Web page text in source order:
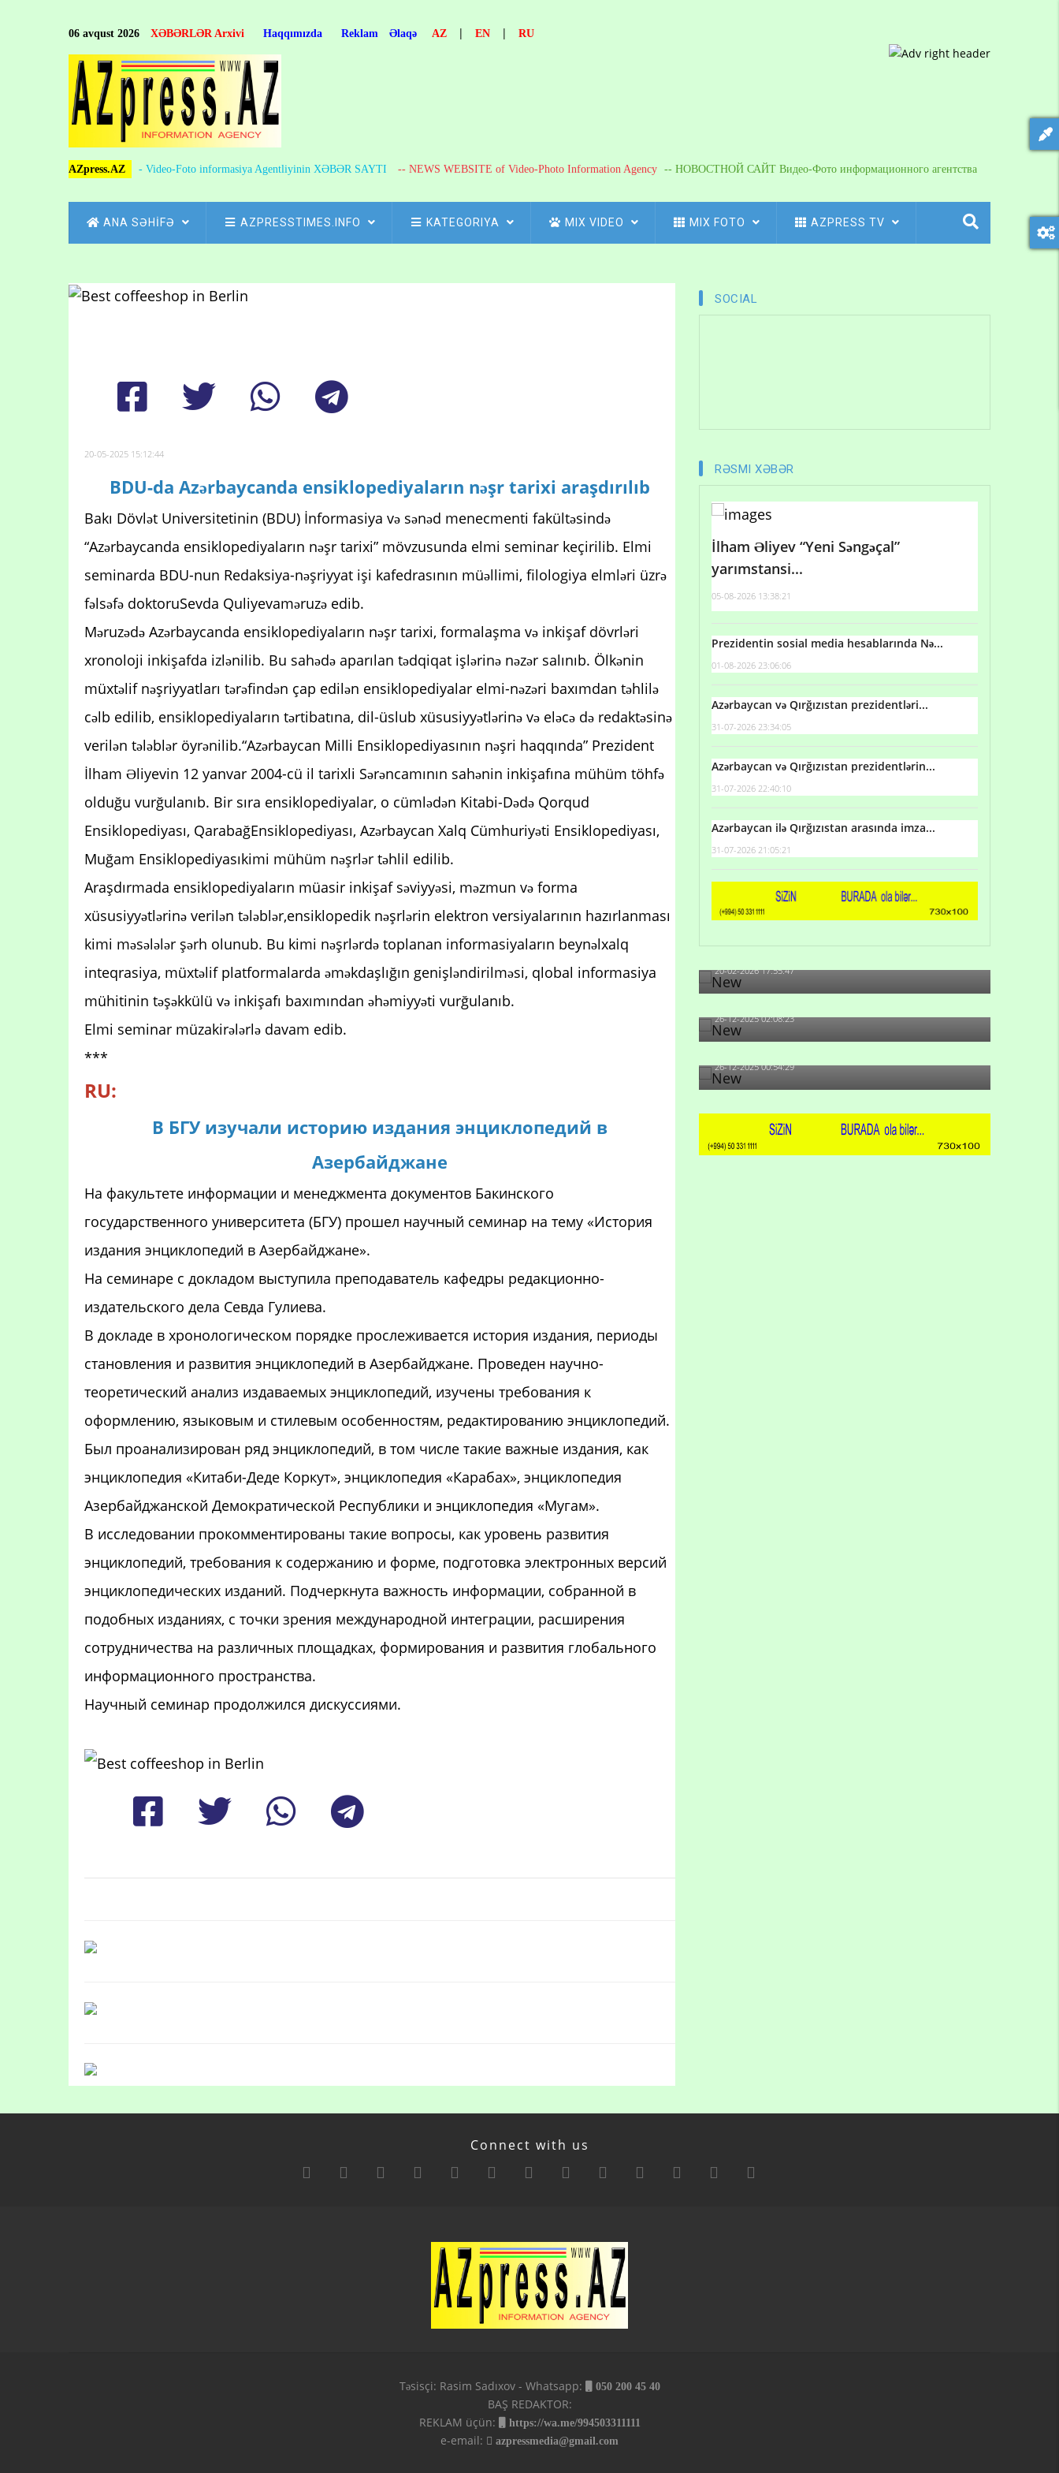
06 avqust 2026 XƏBƏRLƏR Arxivi Haqqımızda Reklam Əlaqə AZ | EN | RU
AZpress.AZ - Video-Foto informasiya Agentliyinin XƏBƏR SAYTI -- NEWS WEBSITE of Video-Photo Information Agency -- НОВОСТНОЙ САЙТ Видео-Фото информационного агентства
MAIN
NAVIGATION
ANA SƏHİFƏ AZPRESSTIMES.INFO KATEGORIYA MIX VIDEO MIX FOTO AZPRESS TV
Breadcrumb
20-05-2025 15:12:44
BDU-da Azərbaycanda ensiklopediyaların nəşr tarixi araşdırılıb
Bakı Dövlət Universitetinin (BDU) İnformasiya və sənəd menecmenti fakültəsində
“Azərbaycanda ensiklopediyaların nəşr tarixi” mövzusunda elmi seminar keçirilib. Elmi
seminarda BDU-nun Redaksiya-nəşriyyat işi kafedrasının müəllimi, filologiya elmləri üzrə
fəlsəfə doktoruSevda Quliyevaməruzə edib.
Məruzədə Azərbaycanda ensiklopediyaların nəşr tarixi, formalaşma və inkişaf dövrləri
xronoloji inkişafda izlənilib. Bu sahədə aparılan tədqiqat işlərinə nəzər salınıb. Ölkənin
müxtəlif nəşriyyatları tərəfindən çap edilən ensiklopediyalar elmi-nəzəri baxımdan təhlilə
cəlb edilib, ensiklopediyaların tərtibatına, dil-üslub xüsusiyyətlərinə və eləcə də redaktəsinə
verilən tələblər öyrənilib.“Azərbaycan Milli Ensiklopediyasının nəşri haqqında” Prezident
İlham Əliyevin 12 yanvar 2004-cü il tarixli Sərəncamının sahənin inkişafına mühüm töhfə
olduğu vurğulanıb. Bir sıra ensiklopediyalar, o cümlədən Kitabi-Dədə Qorqud
Ensiklopediyası, QarabağEnsiklopediyası, Azərbaycan Xalq Cümhuriyəti Ensiklopediyası,
Muğam Ensiklopediyasıkimi mühüm nəşrlər təhlil edilib.
Araşdırmada ensiklopediyaların müasir inkişaf səviyyəsi, məzmun və forma
xüsusiyyətlərinə verilən tələblər,ensiklopedik nəşrlərin elektron versiyalarının hazırlanması
kimi məsələlər şərh olunub. Bu kimi nəşrlərdə toplanan informasiyaların beynəlxalq
inteqrasiya, müxtəlif platformalarda əməkdaşlığın genişləndirilməsi, qlobal informasiya
mühitinin təşəkkülü və inkişafı baxımından əhəmiyyəti vurğulanıb.
Elmi seminar müzakirələrlə davam edib.
***
RU:
В БГУ изучали историю издания энциклопедий в
Азербайджане
На факультете информации и менеджмента документов Бакинского
государственного университета (БГУ) прошел научный семинар на тему «История
издания энциклопедий в Азербайджане».
На семинаре с докладом выступила преподаватель кафедры редакционно-
издательского дела Севда Гулиева.
В докладе в хронологическом порядке прослеживается история издания, периоды
становления и развития энциклопедий в Азербайджане. Проведен научно-
теоретический анализ издаваемых энциклопедий, изучены требования к
оформлению, языковым и стилевым особенностям, редактированию энциклопедий.
Был проанализирован ряд энциклопедий, в том числе такие важные издания, как
энциклопедия «Китаби-Деде Коркут», энциклопедия «Карабах», энциклопедия
Азербайджанской Демократической Республики и энциклопедия «Мугам».
В исследовании прокомментированы такие вопросы, как уровень развития
энциклопедий, требования к содержанию и форме, подготовка электронных версий
энциклопедических изданий. Подчеркнута важность информации, собранной в
подобных изданиях, с точки зрения международной интеграции, расширения
сотрудничества на различных площадках, формирования и развития глобального
информационного пространства.
Научный семинар продолжился дискуссиями.
SOCIAL
RƏSMI XƏBƏR
İlham Əliyev “Yeni Səngəçal”
yarımstansi...
05-08-2026 13:38:21
Prezidentin sosial media hesablarında Nə...
01-08-2026 23:06:06
Azərbaycan və Qırğızıstan prezidentləri...
31-07-2026 23:34:05
Azərbaycan və Qırğızıstan prezidentlərin...
31-07-2026 22:40:10
Azərbaycan ilə Qırğızıstan arasında imza...
31-07-2026 21:05:21
artıb?
20-02-2026 17:55:47
Məni bura NAZİR GÖNDƏRİB - 1937-ci ildən
fəaliyyətdə olan və...
26-12-2025 02:08:23
-Ay qız, sən məhkəməni udmayacaqsan... Sən
bilirsən də, məni...
26-12-2025 00:54:29
Connect with us
Təsisçi: Rasim Sadıxov - Whatsapp: 050 200 45 40
BAŞ REDAKTOR:
REKLAM üçün:
https://wa.me/994503311111
e-email: azpressmedia@gmail.com